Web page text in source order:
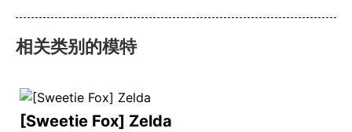
相关类别的模特
[Sweetie Fox] Zelda